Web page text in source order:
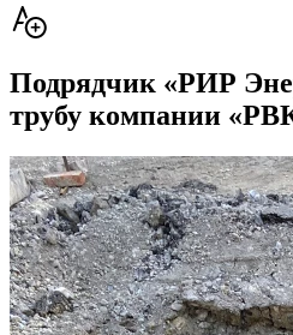
Подрядчик «РИР
трубу компании